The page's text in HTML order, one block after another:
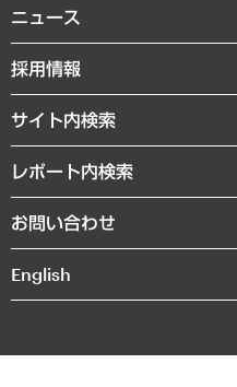
共生・ダイバーシティ
GRC（ガバナンス・リスク・コンプ
経済・産業・雇用・労働
まちづくり・観光・交通・スポーツ・
自然資源・農林水産業・食料システム
経営用語集
受託・受注実績（官公庁関連）
メディア掲載・出演
受託案件情報
私たちの想い
社長メッセージ
会社概要
沿革
組織図・本部部室紹介
インドネシア現地法人
個人情報保護方針
ニュース
ニュースリリース
お知らせ
採用情報
サイト内検索
レポート内検索
お問い合わせ
English